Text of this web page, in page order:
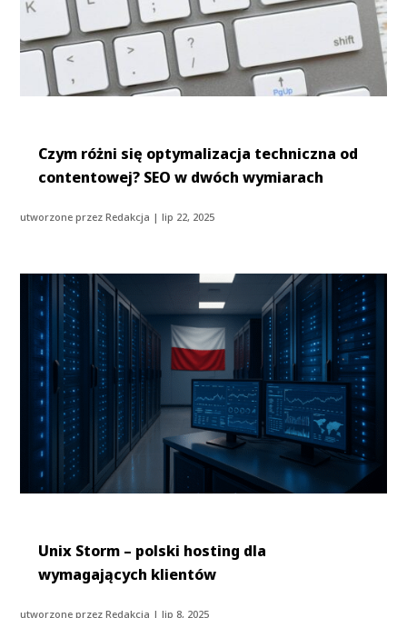
Czym różni się optymalizacja techniczna od
contentowej? SEO w dwóch wymiarach
utworzone przezRedakcja |lip 22, 2025
Unix Storm – polski hosting dla
wymagających klientów
utworzone przezRedakcja |lip 8, 2025